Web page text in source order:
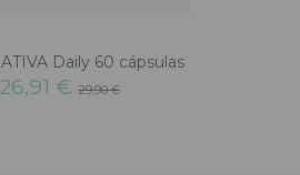
Daily 60 cápsulas
26,91 € 29,90 €